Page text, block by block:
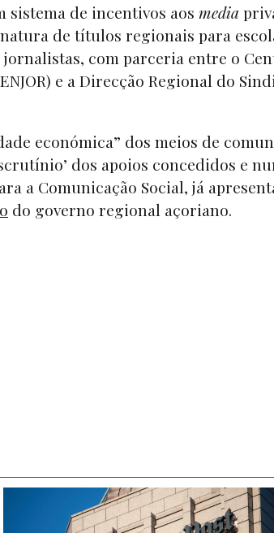
sistema de incentivos aos media
de títulos regionais para
com parceria entre o
e a Direcção Regional do
económica” dos meios de
dos apoios concedidos e
a Comunicação Social, já
do governo regional açoriano.